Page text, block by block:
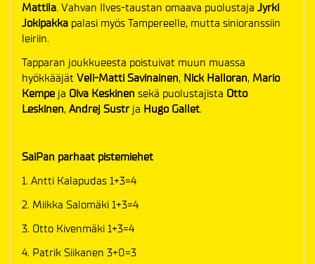
Mattila. Vahvan Ilves-taustan omaava puolustaja Jyrki
Jokipakka palasi myös Tampereelle, mutta sinioranssiin
leiriin.
Tapparan joukkueesta poistuivat muun muassa
hyökkääjät Veli-Matti Savinainen, Nick Halloran, Mario
Kempe ja Oiva Keskinen sekä puolustajista Otto
Leskinen, Andrej Sustr ja Hugo Gallet.
SaiPan parhaat pistemiehet
1. Antti Kalapudas 1+3=4
2. Miikka Salomäki 1+3=4
3. Otto Kivenmäki 1+3=4
4. Patrik Siikanen 3+0=3